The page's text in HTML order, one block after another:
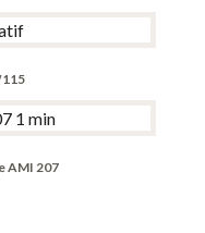
AMI 207